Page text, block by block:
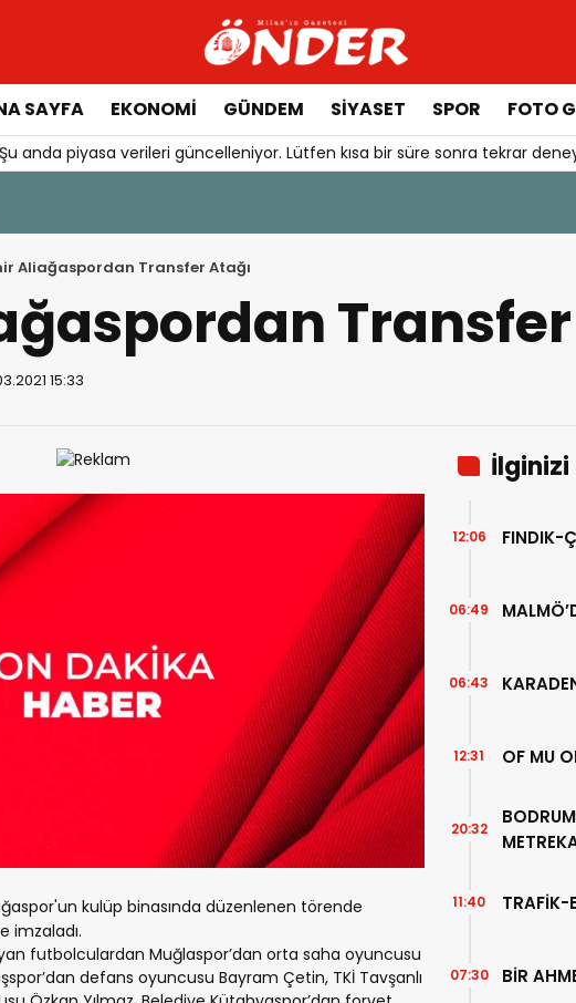
SAYFA EKONOMİ GÜNDEM SİYASET SPOR FOTO
Şu anda piyasa verileri güncelleniyor. Lütfen kısa bir süre sonra tekrar
Aliağaspordan Transfer Atağı
Transfer
15:33
kulüp binasında düzenlenen törende
imzaladı.
futbolculardan Muğlaspor’dan orta saha oyuncusu
defans oyuncusu Bayram Çetin, TKİ Tavşanlı
FINDIK-
12:06
06:49
06:43
OF MU
12:31
20:32
TRAFİK-
11:40
BİR
07:30